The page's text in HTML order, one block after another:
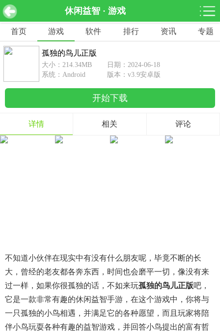
休闲益智 · 游戏
网游分类 软件分类
休闲益智
462款游戏
赛车竞速
122款游戏
1642款游戏
动作射击
351款游戏
69款游戏
经营养成
策略塔防
冒险解谜
首页 游戏 软件 排行 资讯 专题
孤独的鸟儿正版 v3.9安卓版 下载
孤独的鸟儿正版
大小：214.34MB
日期：2024-06-18
系统：Android
版本：v3.9安卓版
开始下载
详情 相关 评论
不知道小伙伴在现实中有没有什么朋友呢，毕竟不断的长
大，曾经的老友都各奔东西，时间也会磨平一切，像没有来
过一样，如果你很孤独的话，不如来玩孤独的鸟儿正版吧，
它是一款非常有趣的休闲益智手游，在这个游戏中，你将与
一只孤独的小鸟相遇，并满足它的各种愿望，而且玩家将陪
伴小鸟玩耍各种有趣的益智游戏，并回答小鸟提出的富有哲